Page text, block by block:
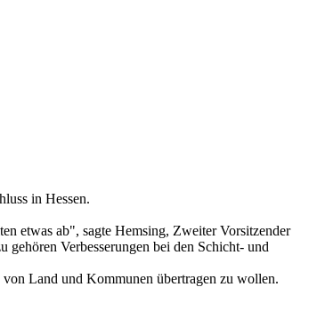
in Hessen.
etwas ab", sagte Hemsing, Zweiter Vorsitzender
Verbesserungen bei den Schicht- und
Land und Kommunen übertragen zu wollen.